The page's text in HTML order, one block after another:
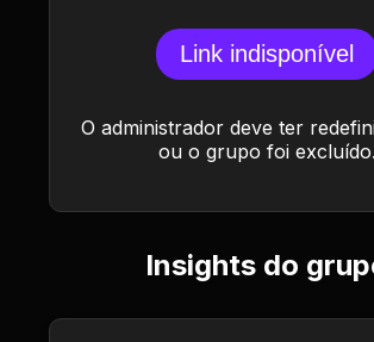
Link indisponível
O administrador deve ter
ou o grupo foi excluído.
Insights do